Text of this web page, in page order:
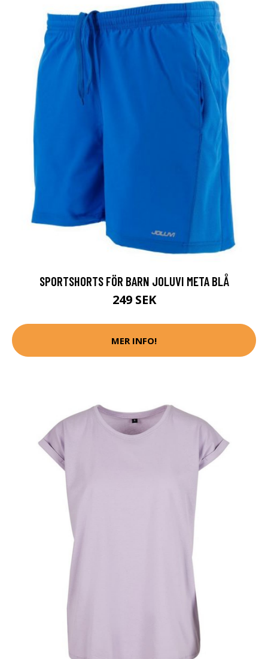
SPORTSHORTS FÖR BARN JOLUVI META BLÅ
249 SEK
MER INFO!